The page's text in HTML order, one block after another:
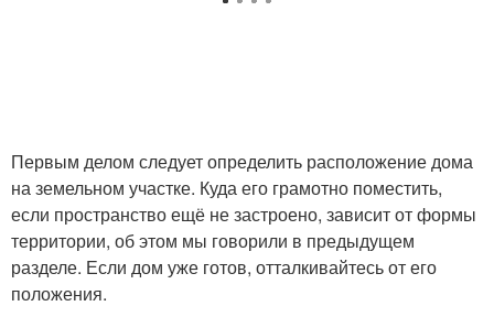
Первым делом следует определить расположение дома
на земельном участке. Куда его грамотно поместить,
если пространство ещё не застроено, зависит от формы
территории, об этом мы говорили в предыдущем
разделе. Если дом уже готов, отталкивайтесь от его
положения.